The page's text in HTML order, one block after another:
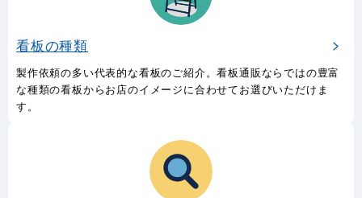
看板の種類
製作依頼の多い代表的な看板のご紹介。看板通販ならではの豊富
な種類の看板からお店のイメージに合わせてお選びいただけま
す。